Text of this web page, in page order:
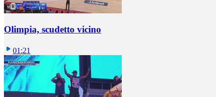
Olimpia, scudetto vicino
01:21